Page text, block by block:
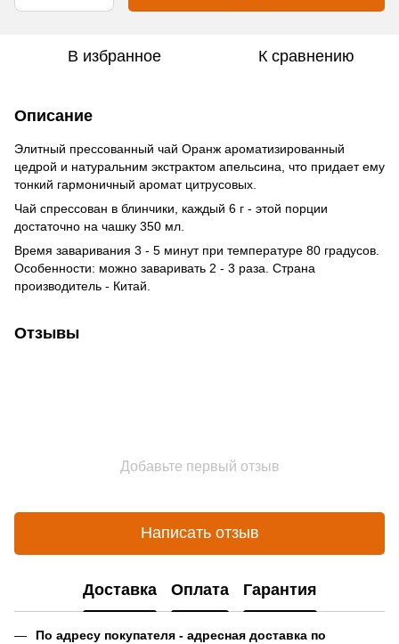
В избранное К сравнению
Описание
Элитный прессованный чай Оранж ароматизированный
цедрой и натуральним экстрактом апельсина, что придает ему
тонкий гармоничный аромат цитрусовых.
Чай спрессован в блинчики, каждый 6 г - этой порции
достаточно на чашку 350 мл.
Время заваривания 3 - 5 минут при температуре 80 градусов.
Особенности: можно заваривать 2 - 3 раза. Страна
производитель - Китай.
Отзывы
Добавьте первый отзыв
Написать отзыв
Доставка Оплата Гарантия
По адресу покупателя - адресная доставка по